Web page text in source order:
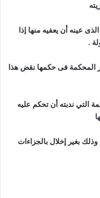
عينه أن يعفيه منها إذا
.
المحكمة فى حكمها نقض هذا
التي ندبته أن تحكم عليه
بغير إخلال بالجزاءات